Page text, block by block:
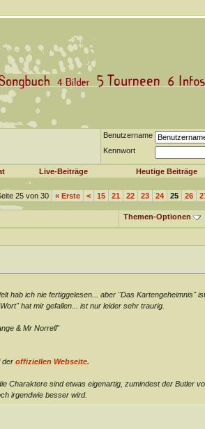
Benutzername
Kennwort
Live-Beiträge Heutige Beiträge
25 von 30 «Erste < 15 21 22 23 24 25 26
Themen-Optionen
hab ich nie fertiggelesen... aber "Das Kartengeheimnis"
hat mir gefallen... ist nur leider sehr traurig.
& Mr Norrell"
der offiziellen Webseite.
Charaktere sind etwas eigenartig, zumindest der Butler
irgendwie besser wird.